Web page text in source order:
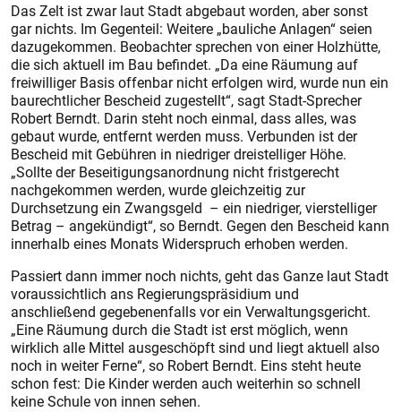
Das Zelt ist zwar laut Stadt abgebaut worden, aber sonst
gar nichts. Im Gegenteil: Weitere „bauliche Anlagen“ seien
dazugekommen. Beobachter sprechen von einer Holzhütte,
die sich aktuell im Bau befindet. „Da eine Räumung auf
freiwilliger Basis offenbar nicht erfolgen wird, wurde nun ein
baurechtlicher Bescheid zugestellt“, sagt Stadt-Sprecher
Robert Berndt. Darin steht noch einmal, dass alles, was
gebaut wurde, entfernt werden muss. Verbunden ist der
Bescheid mit Gebühren in niedriger dreistelliger Höhe.
„Sollte der Beseitigungsanordnung nicht fristgerecht
nachgekommen werden, wurde gleichzeitig zur
Durchsetzung ein Zwangsgeld – ein niedriger, vierstelliger
Betrag – angekündigt“, so Berndt. Gegen den Bescheid kann
innerhalb eines Monats Widerspruch erhoben werden.
Passiert dann immer noch nichts, geht das Ganze laut Stadt
voraussichtlich ans Regierungspräsidium und
anschließend gegebenenfalls vor ein Verwaltungsgericht.
„Eine Räumung durch die Stadt ist erst möglich, wenn
wirklich alle Mittel ausgeschöpft sind und liegt aktuell also
noch in weiter Ferne“, so Robert Berndt. Eins steht heute
schon fest: Die Kinder werden auch weiterhin so schnell
keine Schule von innen sehen.